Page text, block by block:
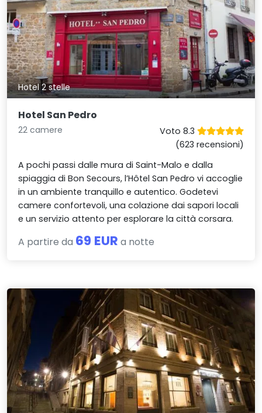
Hotel 2 stelle
Hotel San Pedro
22 camere
Voto 8.3
(623 recensioni)
A pochi passi dalle mura di Saint-Malo e dalla
spiaggia di Bon Secours, l’Hôtel San Pedro vi accoglie
in un ambiente tranquillo e autentico. Godetevi
camere confortevoli, una colazione dai sapori locali
e un servizio attento per esplorare la città corsara.
A partire da 69 EUR a notte